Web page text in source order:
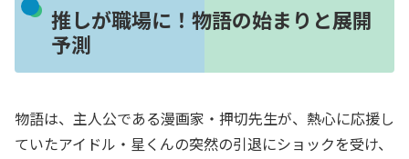
推しが職場に！物語の始まりと展開
予測
物語は、主人公である漫画家・押切先生が、熱心に応援し
ていたアイドル・星くんの突然の引退にショックを受け、